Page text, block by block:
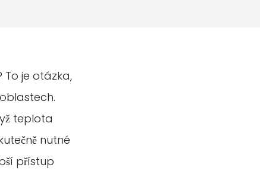
To je otázka,
teplota
nutné
přístup